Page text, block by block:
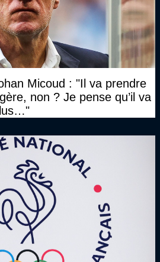
Micoud : "Il va prendre
non ? Je pense qu’il va